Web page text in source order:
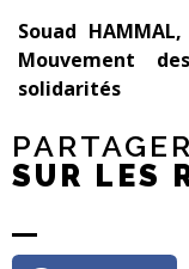
Souad
Mouvement
solidarités
SUR LES